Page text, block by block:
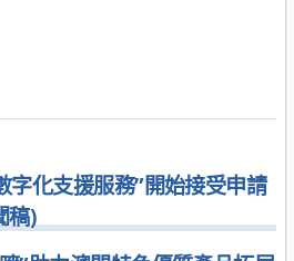
字化支援服務”開始接受申請
稿)